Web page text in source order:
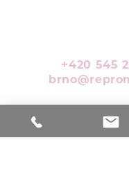
+420 545
O Repromedě